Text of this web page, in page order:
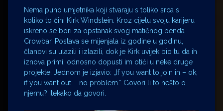
Nema puno umjetnika koji stvaraju s toliko srca s
koliko to čini Kirk Windstein. Kroz cijelu svoju karijeru
iskreno se bori za opstanak svog matičnog benda
Crowbar. Postava se mijenjala iz godine u godinu,
članovi su ulazili i izlazili, dok je Kirk uvijek bio tu da ih
iznova primi, odnosno dopusti im otići u neke druge
projekte. Jednom je izjavio: „If you want to join in – ok,
if you want out – no problem.“ Govori li to nešto o
njemu? Itekako da govori.